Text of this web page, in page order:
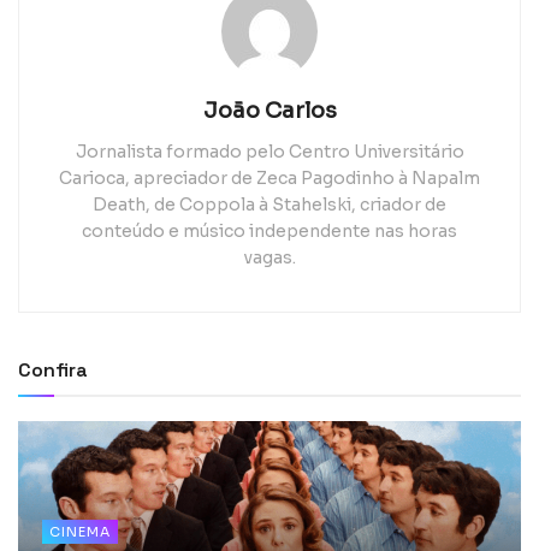
João Carlos
Jornalista formado pelo Centro Universitário
Carioca, apreciador de Zeca Pagodinho à Napalm
Death, de Coppola à Stahelski, criador de
conteúdo e músico independente nas horas
vagas.
Confira
CINEMA